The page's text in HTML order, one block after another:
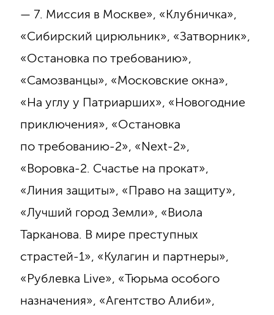
— 7. Миссия в Москве», «Клубничка»,
«Сибирский цирюльник», «Затворник»,
«Остановка по требованию»,
«Самозванцы», «Московские окна»,
«На углу у Патриарших», «Новогодние
приключения», «Остановка
по требованию-2», «Next-2»,
«Воровка-2. Счастье на прокат»,
«Линия защиты», «Право на защиту»,
«Лучший город Земли», «Виола
Тарканова. В мире преступных
страстей-1», «Кулагин и партнеры»,
«Рублевка Live», «Тюрьма особого
назначения», «Агентство Алиби»,